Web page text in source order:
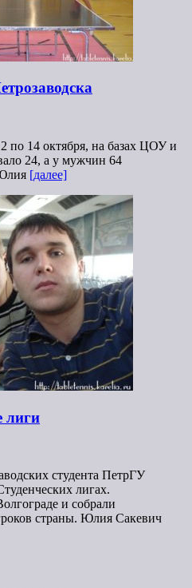
по 14 октября, на базах ЦОУ и
24, а у мужчин 64
[далее]
лиги
студента ПетрГУ
лигах.
и собрали
страны. Юлия Сакевич